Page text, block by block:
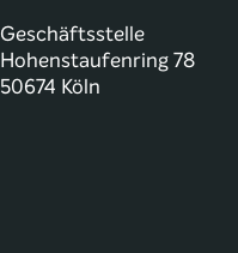
Geschäftsstelle
Hohenstaufenring 78
50674 Köln